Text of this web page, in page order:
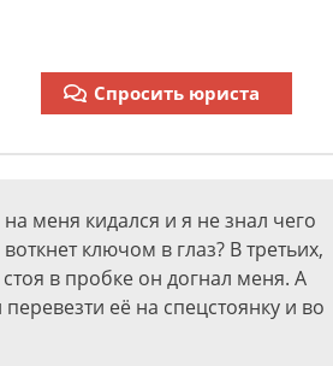
Спросить юриста
меня кидался и я не знал чего
ключом в глаз? В третьих,
в пробке он догнал меня. А
её на спецстоянку и во